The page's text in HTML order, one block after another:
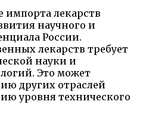
импорта лекарств
научного и
России.
лекарств требует
науки и
Это может
других отраслей
уровня технического